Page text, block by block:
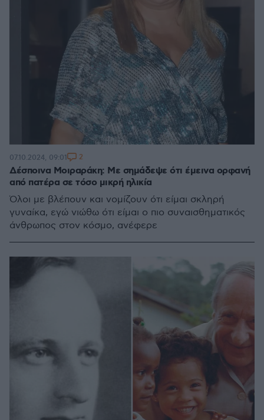
Δέσποινα Μοιραράκη: Με σημάδεψε ότι έμεινα ορφανή
από πατέρα σε τόσο μικρή ηλικία
Όλοι με βλέπουν και νομίζουν ότι είμαι σκληρή
γυναίκα, εγώ νιώθω ότι είμαι ο πιο συναισθηματικός
άνθρωπος στον κόσμο, ανέφερε
07.10.2024, 09:01 2